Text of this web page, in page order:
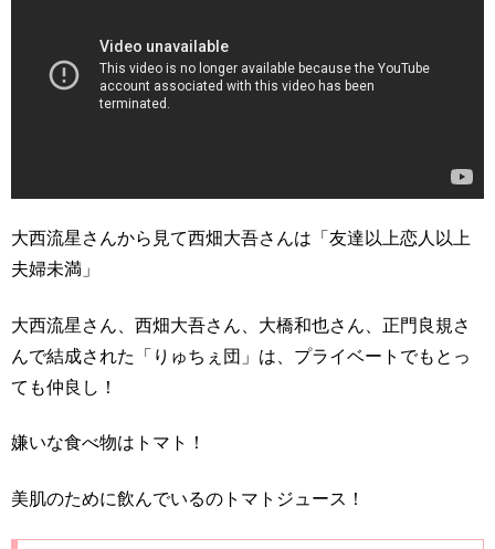
大西流星さんから見て西畑大吾さんは「友達以上恋人以上
夫婦未満」
大西流星さん、西畑大吾さん、大橋和也さん、正門良規さ
んで結成された「りゅちぇ団」は、プライベートでもとっ
ても仲良し！
嫌いな食べ物はトマト！
美肌のために飲んでいるのトマトジュース！